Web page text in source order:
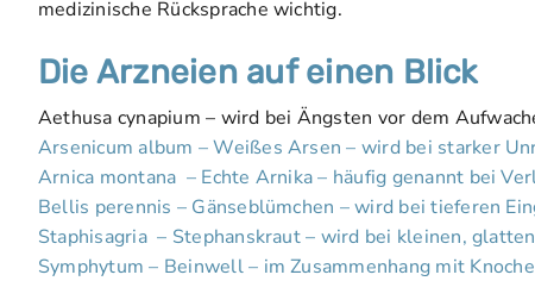
medizinische Rücksprache wichtig.
Die Arzneien auf einen Blick
Aethusa cynapium – wird bei Ängsten vor dem
Arsenicum album – Weißes Arsen – wird bei starker
Arnica montana – Echte Arnika – häufig genannt bei
Bellis perennis – Gänseblümchen – wird bei tieferen
Staphisagria – Stephanskraut – wird bei kleinen,
Symphytum – Beinwell – im Zusammenhang mit